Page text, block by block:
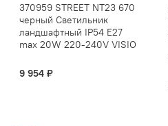
370959 STREET NT23 670
черный Светильник
ландшафтный IP54 E27
max 20W 220-240V VISIO
9 954 ₽